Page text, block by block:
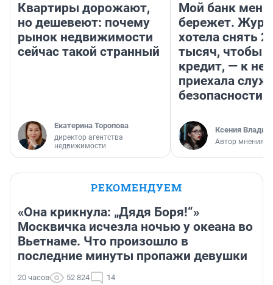
Квартиры дорожают,
но дешевеют: почему
рынок недвижимости
сейчас такой странный
Екатерина Торопова
директор агентства
недвижимости
Мой банк меня
бережет.
хотела снять
тысяч, чтобы
кредит, — к
приехала
безопасности
Ксения
Автор мнения
РЕКОМЕНДУЕМ
«Она крикнула: „Дядя Боря!“»
Москвичка исчезла ночью у океана во
Вьетнаме. Что произошло в
последние минуты пропажи девушки
20 часов 52 824 14